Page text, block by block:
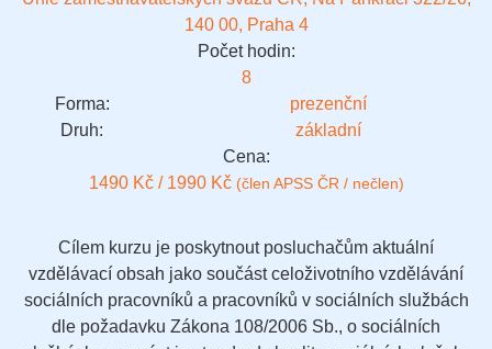
140 00, Praha 4
Počet hodin:
8
Forma:
prezenční
Druh:
základní
Cena:
1490 Kč / 1990 Kč (člen APSS ČR / nečlen)
Cílem kurzu je poskytnout posluchačům aktuální
vzdělávací obsah jako součást celoživotního vzdělávání
sociálních pracovníků a pracovníků v sociálních službách
dle požadavku Zákona 108/2006 Sb., o sociálních